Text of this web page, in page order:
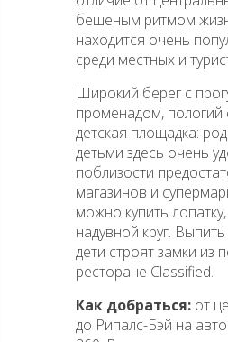
бешеным ритмом
находится очень
среди местных и
Широкий берег с
променадом, пологий
детская площадка:
детьми здесь очень
поблизости
магазинов и
можно купить
надувной круг.
дети строят замки из
ресторане Classified.
Как добраться: от
до Рипалс-Бэй на